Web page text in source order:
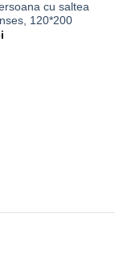
cu saltea
120*200